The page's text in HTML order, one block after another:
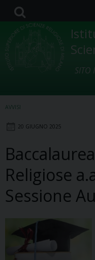
Skip
content
SITO
AVVISI
20 GIUGNO 2025
Religiose
Sessione